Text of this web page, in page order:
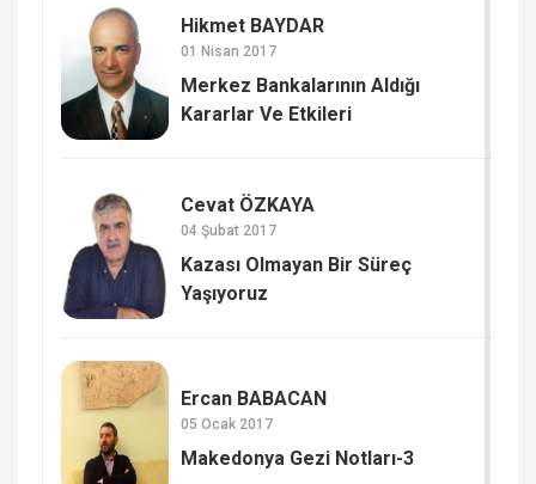
Hikmet BAYDAR
01 Nisan 2017
Merkez Bankalarının Aldığı
Kararlar Ve Etkileri
Cevat ÖZKAYA
04 Şubat 2017
Kazası Olmayan Bir Süreç
Yaşıyoruz
Ercan BABACAN
05 Ocak 2017
Makedonya Gezi Notları-3